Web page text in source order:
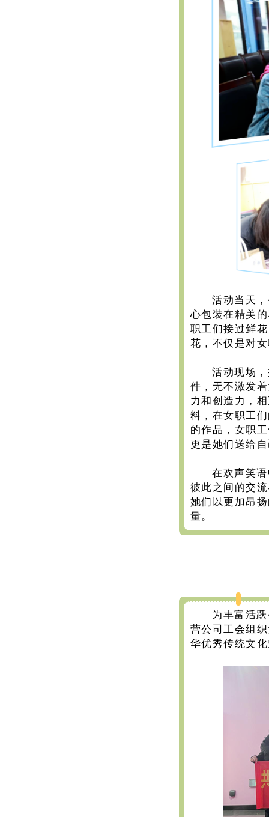
活动当天
心包装在精美
职工们接过鲜
花，不仅是对
活动现场
件，无不激发
力和创造力，
料，在女职工
的作品，女职
更是她们送给
在欢声笑
彼此之间的交
她们以更加昂
量。
为丰富活
营公司工会组
华优秀传统文